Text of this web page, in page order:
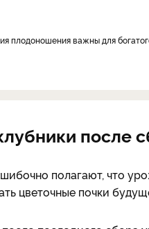
плодоношения важны для
после
полагают, что
цветочные почки